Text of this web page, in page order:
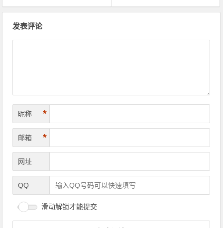
发表评论
昵称 *
邮箱 *
网址
QQ
滑动解锁才能提交